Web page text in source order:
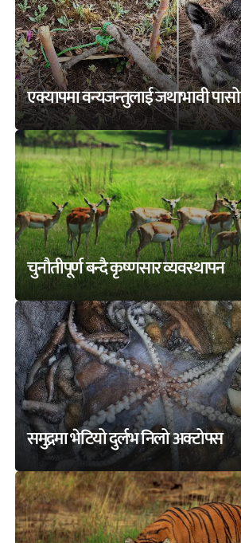
एक्यापमा वन्यजन्तुलाई जथाभावी पासो
चुनौतीपूर्ण बन्दै कृष्णसार व्यवस्थापन
समुद्रमा भेटियो दुर्लभ निलो अक्टोपस